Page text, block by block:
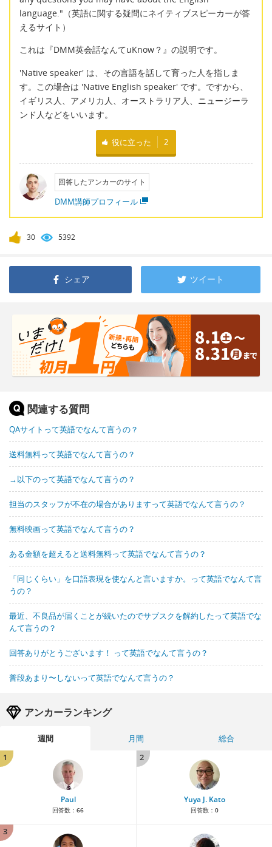
language."（英語に関する疑問にネイティブスピーカーが答
えるサイト）
これは『DMM英会話なんてuKnow？』の説明です。
'Native speaker' は、その言語を話して育った人を指しま
す。この場合は 'Native English speaker' です。ですから、
イギリス人、アメリカ人、オーストラリア人、ニュージーラ
ンド人などをいいます。
役に立った 2
回答したアンカーのサイト
DMM講師プロフィール
30 5392
シェア ツイート
関連する質問
QAサイトって英語でなんて言うの？
送料無料って英語でなんて言うの？
→以下のって英語でなんて言うの？
担当のスタッフが不在の場合がありますって英語でなんて言うの？
無料映画って英語でなんて言うの？
ある金額を超えると送料無料って英語でなんて言うの？
「同じくらい」を口語表現を使なんと言いますか。って英語でなんて言
うの？
最近、不良品が届くことが続いたのでサブスクを解約したって英語でな
んて言うの？
回答ありがとうございます！ って英語でなんて言うの？
普段あまり〜しないって英語でなんて言うの？
アンカーランキング
週間 月間
総合
1
Paul
回答数： 66
2
Yuya J. Kato
回答数： 0
3